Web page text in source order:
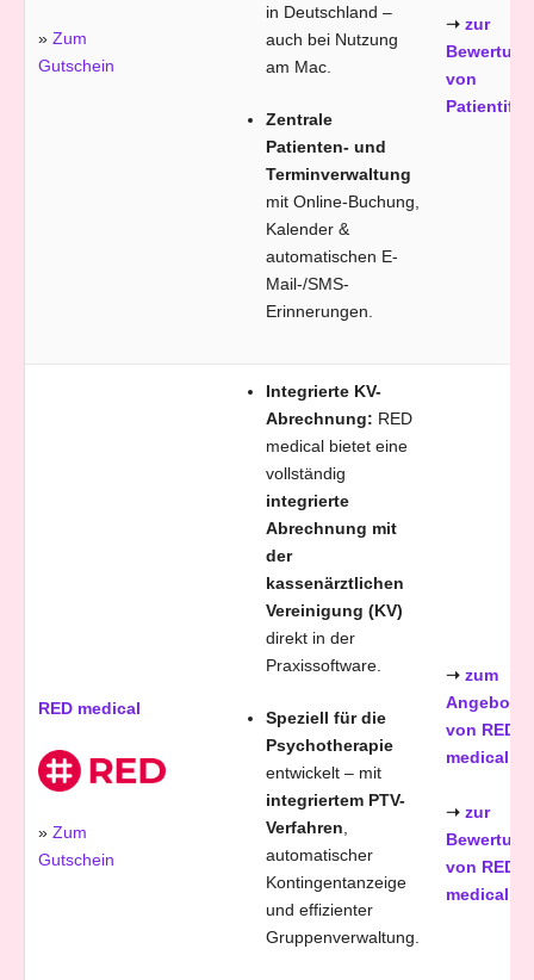
» Zum
Gutschein
in Deutschland –
auch bei Nutzung
am Mac.
Zentrale
Patienten- und
Terminverwaltung
mit Online-Buchung,
Kalender &
automatischen E-
Mail-/SMS-
Erinnerungen.
➝ zur
Bewertung
von
Patientify
RED medical
» Zum
Gutschein
Integrierte KV-
Abrechnung: RED
medical bietet eine
vollständig
integrierte
Abrechnung mit
der
kassenärztlichen
Vereinigung (KV)
direkt in der
Praxissoftware.
Speziell für die
Psychotherapie
entwickelt – mit
integriertem PTV-
Verfahren
automatischer
Kontingentanzeige
und effizienter
Gruppenverwaltung.
➝ zum
Angebot
von RED
medical
➝ zur
Bewertung
von RED
medical